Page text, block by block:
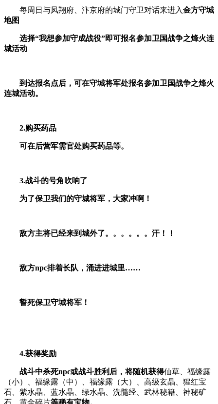
每周日与凤翔府、汴京府的城门守卫对话来进入金方守城
地图
选择“我想参加守成战役”即可报名参加卫国战争之烽火连
城活动
到达报名点后，可在守城将军处报名参加卫国战争之烽火
连城活动。
2.购买药品
可在后营军需官处购买药品等。
3.战斗的号角吹响了
为了保卫我们的守城将军，大家冲啊！
敌方主将已经来到城外了。。。。。。汗！！
敌方npc排着长队，涌进进城里……
誓死保卫守城将军！
4.获得奖励
战斗中杀死npc或战斗胜利后，将随机获得仙草、福缘露
（小）、福缘露（中）、福缘露（大）、高级玄晶、猩红宝
石、紫水晶、蓝水晶、绿水晶、洗髓经、武林秘籍、神秘矿
石、黄金碎片等稀有宝物。